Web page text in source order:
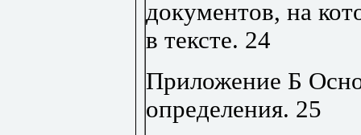
документов, на
в тексте. 24
Приложение Б
определения. 25